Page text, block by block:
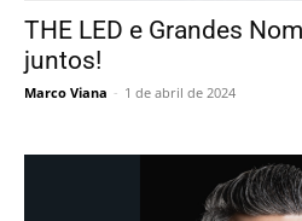
THE LED e Grandes
juntos!
Marco Viana - 1 de abril de 2024